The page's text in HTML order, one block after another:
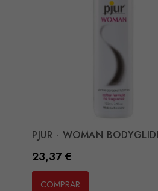
PJUR - WOMAN
Preço
23,37 €
COMPRAR